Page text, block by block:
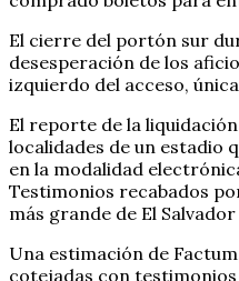
El cierre del portón sur
desesperación de los
izquierdo del acceso,
El reporte de la
localidades de un estadio
en la modalidad
Testimonios recabados
más grande de El
Una estimación de
cotejadas con testimonios